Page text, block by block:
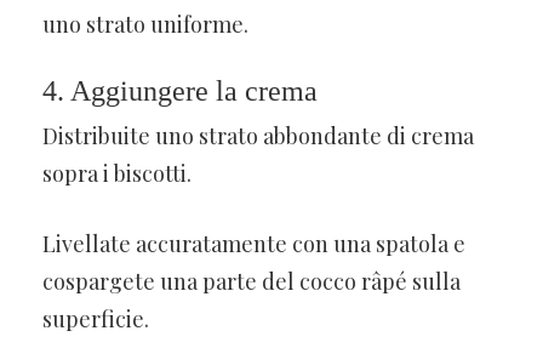
uno strato uniforme.
4. Aggiungere la crema
Distribuite uno strato abbondante di crema
sopra i biscotti.
Livellate accuratamente con una spatola e
cospargete una parte del cocco râpé sulla
superficie.